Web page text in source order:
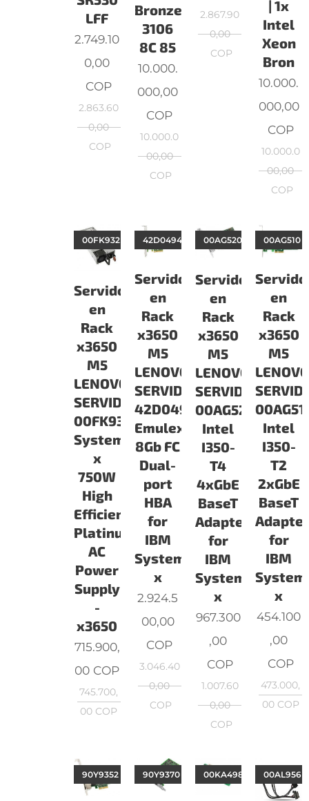
LFF
2.749.10
0,00
COP
2.863.60
0,00
COP
Bronze
3106
8C 85
10.000.
000,00
COP
10.000.0
00,00
COP
2.867.90
0,00
COP
| 1x
Intel
Xeon
Bron
10.000.
000,00
COP
10.000.0
00,00
COP
Servidor
en
Rack
x3650
M5
LENOVO
SERVIDORES
00FK932
System
x
750W
High
Efficiency
Platinum
AC
Power
Supply
-
x3650
00FK932
715.900,
00 COP
745.700,
00 COP
Servidor
en
Rack
x3650
M5
LENOVO
SERVIDORES
42D0494
Emulex
8Gb FC
Dual-
port
HBA
for
IBM
System
x
42D0494
2.924.5
00,00
COP
3.046.40
0,00
COP
Servidor
en
Rack
x3650
M5
LENOVO
SERVIDORES
00AG520
Intel
I350-
T4
4xGbE
BaseT
Adapter
for
IBM
System
x
00AG520
967.300
,00
COP
1.007.60
0,00
COP
en
Rack
x3650
M5
Intel
I350-
T2
2xGbE
BaseT
for
IBM
System
x
00AG510
454.100
,00
COP
473.000,
00COP
90Y9352 90Y9370 00KA498 00AL956